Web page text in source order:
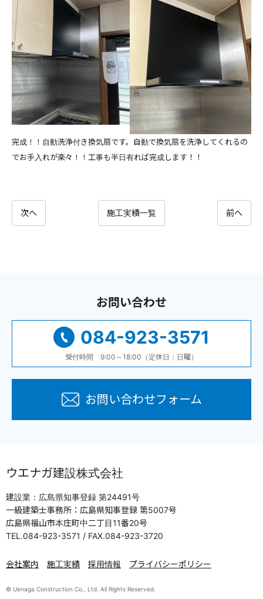
完成！！自動洗浄付き換気扇です。自動で換気扇を洗浄してくれるの
でお手入れが楽々！！工事も半日有れば完成します！！
前へ
施工実績一覧
次へ
お問い合わせ
084-923-3571
受付時間 9:00～18:00（定休日：日曜）
お問い合わせフォーム
ウエナガ建設株式会社
建設業：広島県知事登録 第24491号
一級建築士事務所：広島県知事登録 第5007号
広島県福山市本庄町中二丁目11番20号
TEL.084-923-3571 / FAX.084-923-3720
会社案内 施工実績 採用情報 プライバシーポリシー
© Uenaga Construction Co., Ltd. All Rights Reserved.